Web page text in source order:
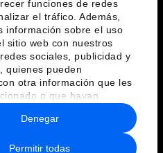
funciones de redes
el tráfico. Además,
información sobre el uso
sitio web con nuestros
sociales, publicidad y
quienes pueden
otra información que les
o que hayan
del uso que haya
servicios.
Permitir todas
Denegar
y normas de uso